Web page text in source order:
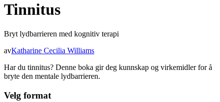
Tinnitus
Bryt lydbarrieren med kognitiv terapi
avKatharine Cecilia Williams
Har du tinnitus? Denne boka gir deg kunnskap og virkemidler for å
bryte den mentale lydbarrieren.
Velg format